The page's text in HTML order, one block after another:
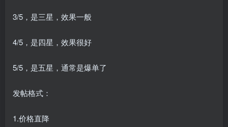
3/5，是三星，效果一般
4/5，是四星，效果很好
5/5，是五星，通常是爆单了
发帖格式：
1.价格直降